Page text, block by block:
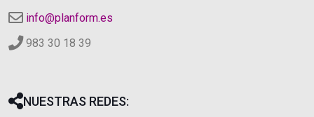
info@planform.es
983 30 18 39
NUESTRAS REDES: